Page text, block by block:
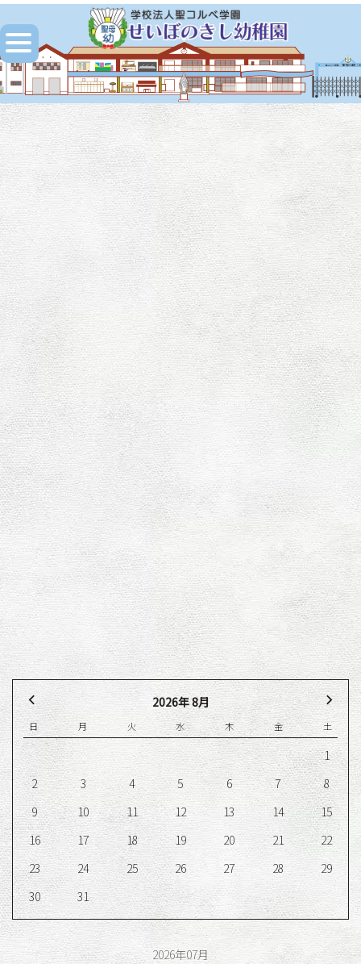
[%title%]
HOME ブログ | template.detail
[%title%]
[%article_date_notime_wa%]
[%lead%]
[%list_start%]
[%list_end%]
[%article%]
[%category%]
[%tags%]
古い記事へ
新しい記事へ
2026年 8月
日 月 火 水 木 金 土
1
2
3 4 5 6 7
8
9
10 11 12 13 14
15
16
17 18 19 20 21
22
23
24 25 26 27 28
29
30
31
2026年07月